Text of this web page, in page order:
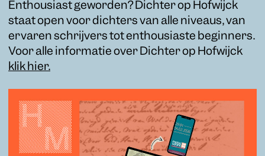
Enthousiast geworden? Dichter op Hofwijck
staat open voor dichters van alle niveaus, van
ervaren schrijvers tot enthousiaste beginners.
Voor alle informatie over Dichter op Hofwijck
klik hier.